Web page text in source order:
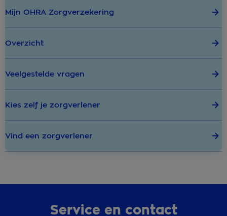
Mijn OHRA Zorgverzekering
Overzicht
Veelgestelde vragen
Kies zelf je zorgverlener
Vind een zorgverlener
Service en contact